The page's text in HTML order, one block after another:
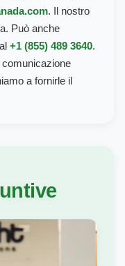
. Il nostro
Può anche
+1 (855) 489 3640.
a fornirle il